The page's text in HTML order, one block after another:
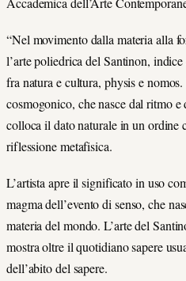
“Nel movimento dalla materia alla
l’arte poliedrica del Santinon,
fra natura e cultura, physis e
cosmogonico, che nasce dal ritmo
colloca il dato naturale in un ordine
riflessione metafisica.
L’artista apre il significato in uso
magma dell’evento di senso, che
materia del mondo. L’arte del
mostra oltre il quotidiano sapere
dell’abito del sapere.